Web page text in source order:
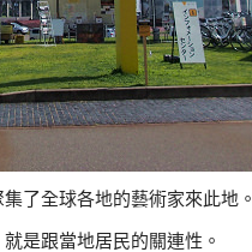
了全球各地的藝術家來此地。
是跟當地居民的關連性。